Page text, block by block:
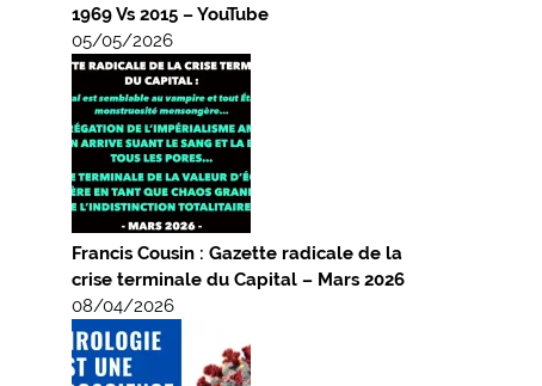
1969 Vs 2015 – YouTube
05/05/2026
Francis Cousin : Gazette radicale de la
crise terminale du Capital – Mars 2026
08/04/2026